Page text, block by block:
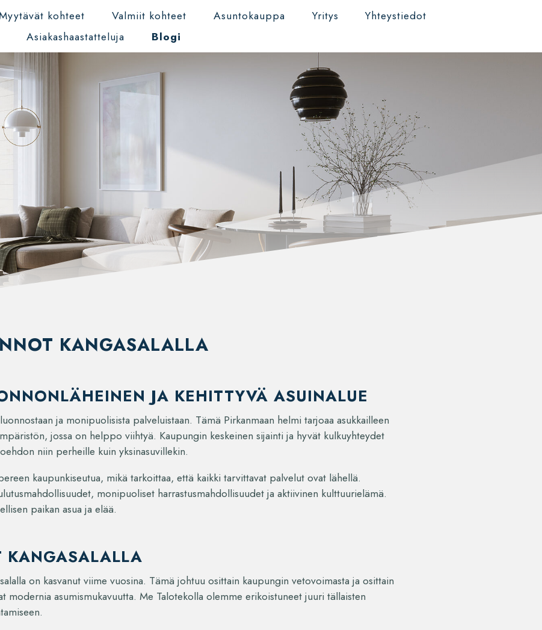
kohteet Valmiit kohteet Asuntokauppa Yritys
Yhteystiedot
Asiakashaastatteluja Blogi
KANGASALALLA
JA KEHITTYVÄ ASUINALUE
ja monipuolisista palveluistaan. Tämä Pirkanmaan helmi tarjoaa asukkailleen
jossa on helppo viihtyä. Kaupungin keskeinen sijainti ja hyvät kulkuyhteydet
niin perheille kuin yksinasuvillekin.
kaupunkiseutua, mikä tarkoittaa, että kaikki tarvittavat palvelut ovat lähellä.
monipuoliset harrastusmahdollisuudet ja aktiivinen kulttuurielämä.
paikan asua ja elää.
KANGASALALLA
on kasvanut viime vuosina. Tämä johtuu osittain kaupungin vetovoimasta ja osittain
modernia asumismukavuutta. Me Talotekolla olemme erikoistuneet juuri tällaisten